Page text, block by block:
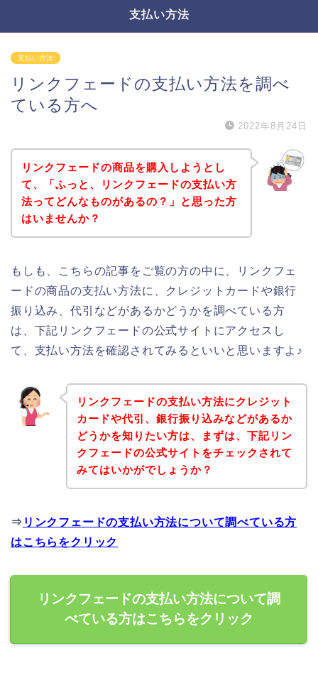
支払い方法
支払い方法
リンクフェードの支払い方法を調べ
ている方へ
2022年8月24日
リンクフェードの商品を購入しようとし
て、「ふっと、リンクフェードの支払い方
法ってどんなものがあるの？」と思った方
はいませんか？
もしも、こちらの記事をご覧の方の中に、リンクフェ
ードの商品の支払い方法に、クレジットカードや銀行
振り込み、代引などがあるかどうかを調べている方
は、下記リンクフェードの公式サイトにアクセスし
て、支払い方法を確認されてみるといいと思いますよ♪
リンクフェードの支払い方法にクレジット
カードや代引、銀行振り込みなどがあるか
どうかを知りたい方は、まずは、下記リン
クフェードの公式サイトをチェックされて
みてはいかがでしょうか？
⇒ リンクフェードの支払い方法について調べている方
はこちらをクリック
リンクフェードの支払い方法について調
べている方はこちらをクリック